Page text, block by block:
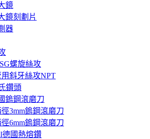
鏡
鏡刻劃片
器
螺旋絲攻
用斜牙絲攻NPT
鑽頭
鎢鋼滾磨刀
3mm鎢鋼滾磨刀
6mm鎢鋼滾磨刀
德國熱熔鑽